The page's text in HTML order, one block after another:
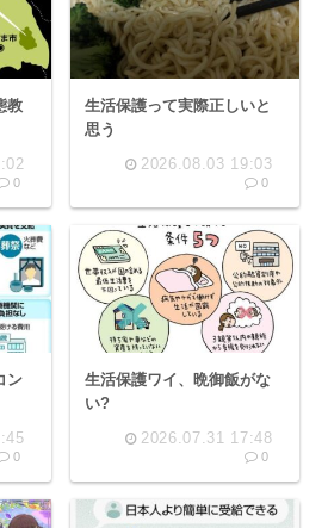
教
0
生活保護って実際正しいと
思う
2026.08.03 19:03
0
ン
0
生活保護ワイ、晩御飯がな
い?
2026.07.31 17:48
0